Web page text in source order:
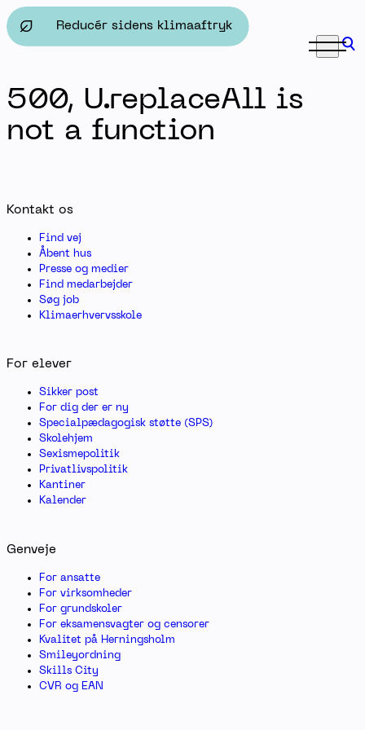
Talentelever - Herningsholm Erhvervsskole &
Reducér sidens klimaaftryk
500, U.replaceAll is
not a function
Kontakt os
Find vej
Åbent hus
Presse og medier
Find medarbejder
Søg job
Klimaerhvervsskole
For elever
Sikker post
For dig der er ny
Specialpædagogisk støtte (SPS)
Skolehjem
Sexismepolitik
Privatlivspolitik
Kantiner
Kalender
Genveje
For ansatte
For virksomheder
For grundskoler
For eksamensvagter og censorer
Kvalitet på Herningsholm
Smileyordning
Skills City
CVR og EAN